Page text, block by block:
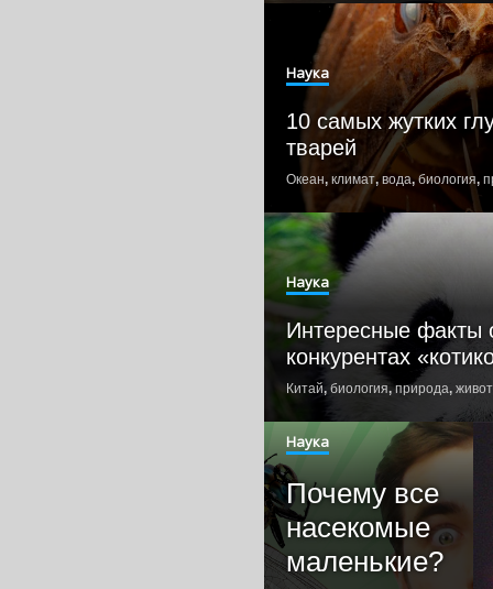
Наука
10 самых жутких
тварей
Океан, климат, вода, биология,
Наука
Интересные факты
конкурентах
Китай, биология,природа,
Наука
Почему все
насекомые
маленькие?